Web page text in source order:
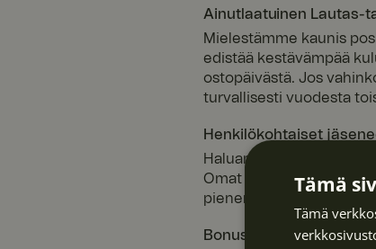
Ainutlaatuinen Lautas-
Mielestämme kaunis
edistää kestävämpää
ostopäivästä. Jos
turvallisesti vuodesta
Henkilökohtaiset
Haluamme auttaa sinua
Omat Sivut -osioon saat
pienen extran, joka tuo
Bonusta kaikista
Tämä
Tämä